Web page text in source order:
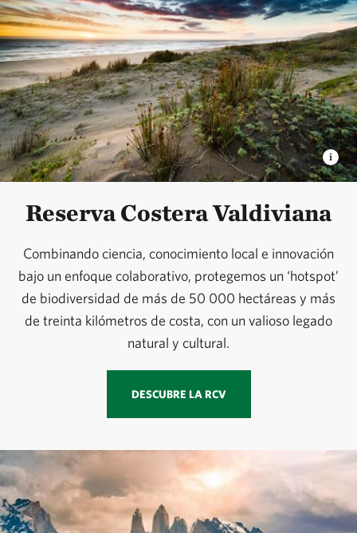
Reserva Costera Valdiviana
Combinando ciencia, conocimiento local e innovación
bajo un enfoque colaborativo, protegemos un ‘hotspot’
de biodiversidad de más de 50 000 hectáreas y más
de treinta kilómetros de costa, con un valioso legado
natural y cultural.
DESCUBRE LA RCV